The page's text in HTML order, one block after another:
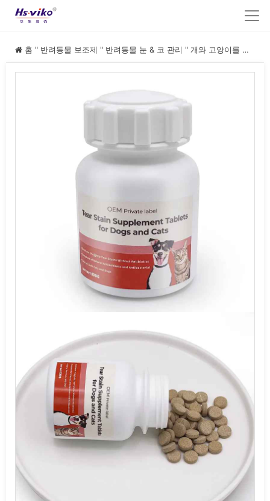
홈 " 반려동물 보조제 " 반려동물 눈 & 코 관리 " 개와 고양이를 위한 눈물 얼룩 보충제